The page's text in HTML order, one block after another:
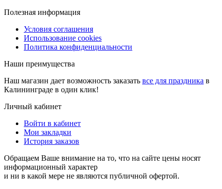
Полезная информация
Условия соглашения
Использование cookies
Политика конфиденциальности
Наши преимущества
Наш магазин дает возможность заказать все для праздника в
Калининграде в один клик!
Личный кабинет
Войти в кабинет
Мои закладки
История заказов
Обращаем Ваше внимание на то, что на сайте цены носят
информационный характер
и ни в какой мере не являются публичной офертой.